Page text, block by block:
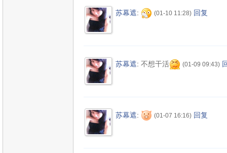
苏幕遮: (01-10 11:28) 回复
苏幕遮: 不想干活 (01-09 09:43)
苏幕遮: (01-07 16:16) 回复